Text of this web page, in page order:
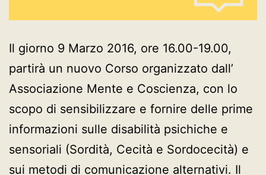
Il giorno 9 Marzo 2016, ore 16.00-19.00,
partirà un nuovo Corso organizzato dall’
Associazione Mente e Coscienza, con lo
scopo di sensibilizzare e fornire delle prime
informazioni sulle disabilità psichiche e
sensoriali (Sordità, Cecità e Sordocecità) e
sui metodi di comunicazione alternativi. Il